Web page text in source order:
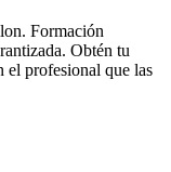
Formación
Obtén tu
el profesional que las